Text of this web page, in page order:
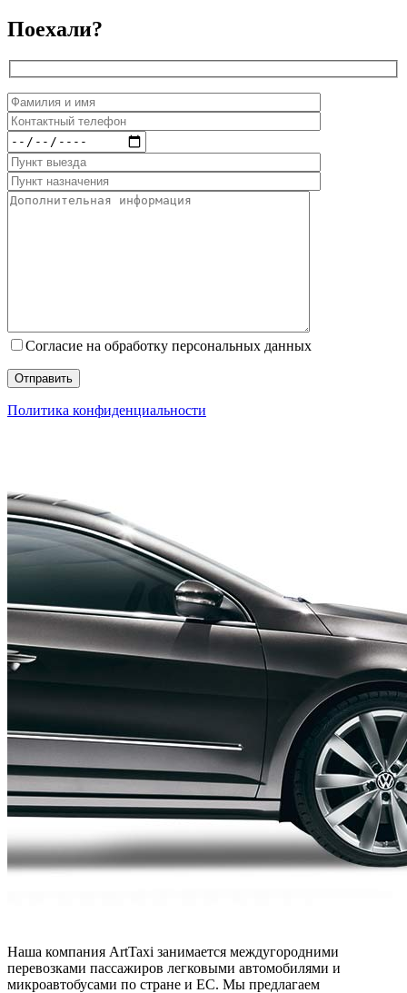
Поехали?
Согласие на обработку персональных данных
Политика конфиденциальности
Наша компания ArtTaxi занимается междугородними
перевозками пассажиров легковыми автомобилями и
микроавтобусами по стране и ЕС. Мы предлагаем